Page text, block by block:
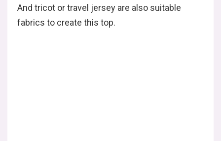
And tricot or travel jersey are also suitable
fabrics to create this top.